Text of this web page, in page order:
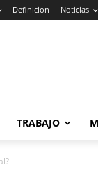
Definicion Noticias
TRABAJO